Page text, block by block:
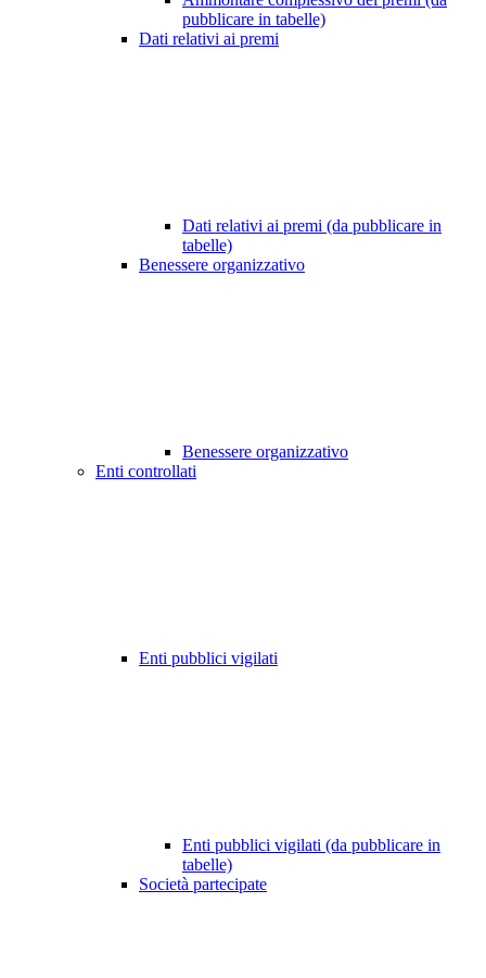
pubblicare in tabelle)
Dati relativi ai premi
Dati relativi ai premi (da pubblicare in
tabelle)
Benessere organizzativo
Benessere organizzativo
Enti controllati
Enti pubblici vigilati
Enti pubblici vigilati (da pubblicare in
tabelle)
Società partecipate